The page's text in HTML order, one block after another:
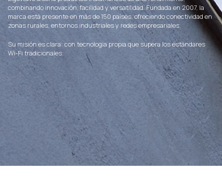
combinando innovación, facilidad y versatilidad. Fundada en 2007, la
marca está presente en más de 150 países, ofreciendo conectividad en
zonas rurales, entornos industriales y redes empresariales.
Su misión es clara: con tecnología propia que supera los estándares
Wi-Fi tradicionales.